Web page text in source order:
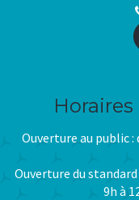
Ouverture au public :
Ouverture du
9h à